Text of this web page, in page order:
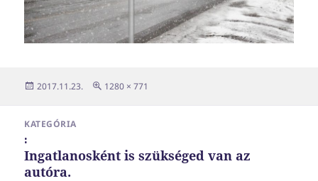
Közzétéve
2017.11.23.
Teljes
1280 × 771
navigációKATEGÓRIA
:
Ingatlanosként is szükséged van az
autóra.